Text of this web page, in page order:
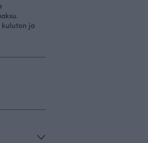
kuluton ja